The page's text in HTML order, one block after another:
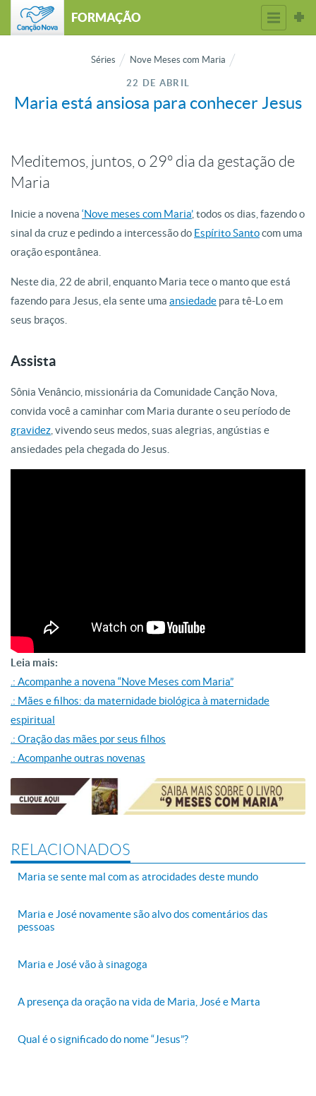
FORMAÇÃO
Séries Nove Meses com Maria
22 DE ABRIL
Maria está ansiosa para conhecer Jesus
Meditemos, juntos, o 29º dia da gestação de
Maria
Inicie a novena ‘Nove meses com Maria’, todos os dias, fazendo o
sinal da cruz e pedindo a intercessão do Espírito Santocom uma
oração espontânea.
Neste dia, 22 de abril, enquanto Maria tece o manto que está
fazendo para Jesus, ela sente uma ansiedade para tê-Lo em
seus braços.
Assista
Sônia Venâncio, missionária da Comunidade Canção Nova,
convida você a caminhar com Maria durante o seu período de
gravidez , vivendo seus medos, suas alegrias, angústias e
ansiedades pela chegada do Jesus.
Leia mais:
.: Acompanhe a novena “Nove Meses com Maria”
.: Mães e filhos: da maternidade biológica à maternidade
espiritual
.: Oração das mães por seus filhos
.: Acompanhe outras novenas
RELACIONADOS
Maria se sente mal com as atrocidades deste mundo
Maria e José novamente são alvo dos comentários das
pessoas
Maria e José vão à sinagoga
A presença da oração na vida de Maria, José e Marta
Qual é o significado do nome “Jesus”?